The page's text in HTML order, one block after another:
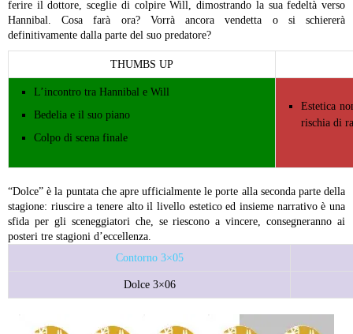
ferire il dottore, sceglie di colpire Will, dimostrando la sua fedeltà verso
Hannibal. Cosa farà ora? Vorrà ancora vendetta o si schiererà
definitivamente dalla parte del suo predatore?
THUMBS UP
L’incontro tra Hannibal e Will
Bedelia e il suo piano
Colpo di scena finale
Estetica
rischia di
“Dolce” è la puntata che apre ufficialmente le porte alla seconda parte della
stagione: riuscire a tenere alto il livello estetico ed insieme narrativo è una
sfida per gli sceneggiatori che, se riescono a vincere, consegneranno ai
posteri tre stagioni d’eccellenza.
Contorno 3×05
Dolce 3×06